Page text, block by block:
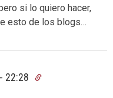
si lo quiero hacer,
esto de los blogs…
22:28